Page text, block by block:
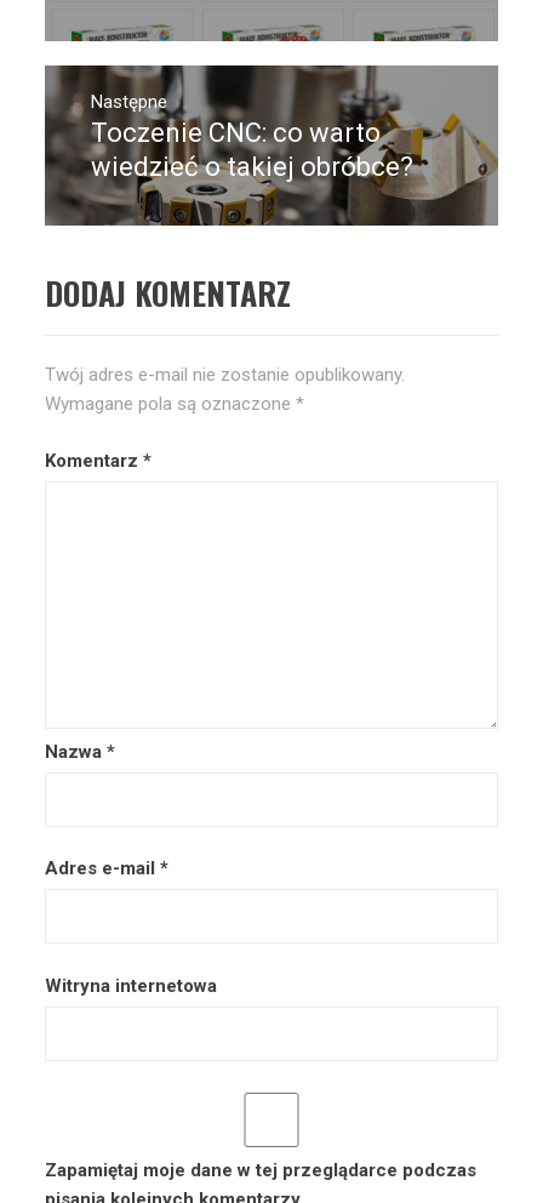
Następne
Następny
post:
Toczenie CNC: co warto
wiedzieć o takiej obróbce?
DODAJ KOMENTARZ
Twój adres e-mail nie zostanie opublikowany.
Wymagane pola są oznaczone*
Komentarz*
Nazwa*
Adres e-mail*
Witryna internetowa
Zapamiętaj moje dane w tej przeglądarce podczas